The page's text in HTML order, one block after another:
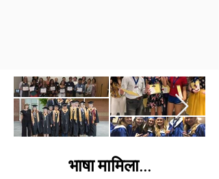
भाषा मामिला...